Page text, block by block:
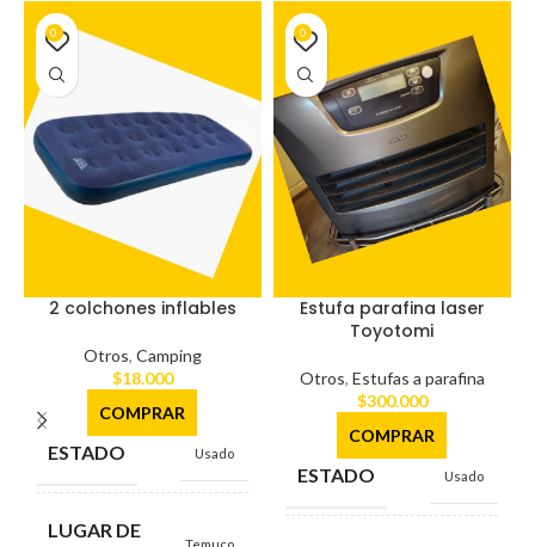
2 colchones inflables
Otros, Camping
$18.000
COMPRAR
ESTADO Usado
LUGAR DE
Temuco
0
Estufa parafina laser
Toyotomi
Otros, Estufas a parafina
$300.000
COMPRAR
ESTADO Usado
0